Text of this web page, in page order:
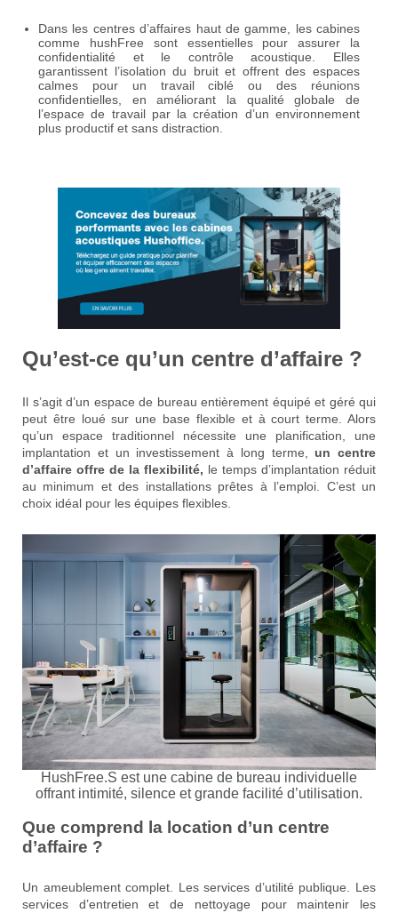
Dans les centres d’affaires haut de gamme, les cabines
comme hushFree sont essentielles pour assurer la
confidentialité et le contrôle acoustique. Elles
garantissent l’isolation du bruit et offrent des espaces
calmes pour un travail ciblé ou des réunions
confidentielles, en améliorant la qualité globale de
l’espace de travail par la création d’un environnement
plus productif et sans distraction.
Qu’est-ce qu’un centre d’affaire ?
Il s’agit d’un espace de bureau entièrement équipé et géré qui
peut être loué sur une base flexible et à court terme. Alors
qu’un espace traditionnel nécessite une planification, une
implantation et un investissement à long terme, un centre
d’affaire offre de la flexibilité, le temps d’implantation réduit
au minimum et des installations prêtes à l’emploi. C’est un
choix idéal pour les équipes flexibles.
HushFree.S est une cabine de bureau individuelle
offrant intimité, silence et grande facilité d’utilisation.
Que comprend la location d’un centre
d’affaire ?
Un ameublement complet. Les services d’utilité publique. Les
services d’entretien et de nettoyage pour maintenir les